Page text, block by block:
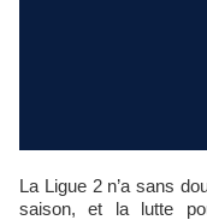
La Ligue 2 n’a sans doute jamais été aussi resserrée que cette
saison, et la lutte